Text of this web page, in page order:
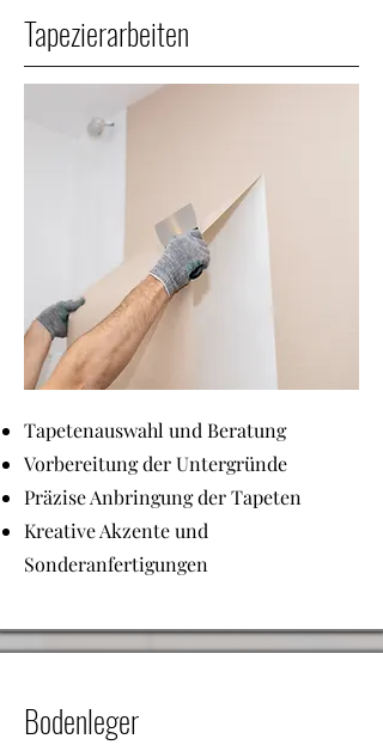
Tapezierarbeiten
Tapetenauswahl und Beratung
Vorbereitung der Untergründe
Präzise Anbringung der Tapeten
Kreative Akzente und
Sonderanfertigungen
Bodenleger